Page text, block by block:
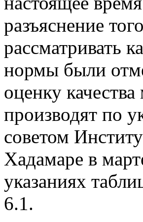
разъяснение
рассматривать
нормы были
оценку
производят по
советом
Хадамаре в
указаниях
6.1.